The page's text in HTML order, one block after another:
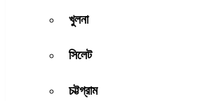
খুলনা
সিলেট
চট্টগ্রাম